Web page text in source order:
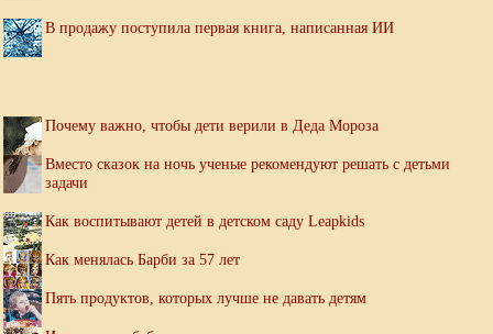
В продажу поступила первая книга, написанная ИИ
Почему важно, чтобы дети верили в Деда Мороза
Вместо сказок на ночь ученые рекомендуют решать с детьми
задачи
Как воспитывают детей в детском саду Leapkids
Как менялась Барби за 57 лет
Пять продуктов, которых лучше не давать детям